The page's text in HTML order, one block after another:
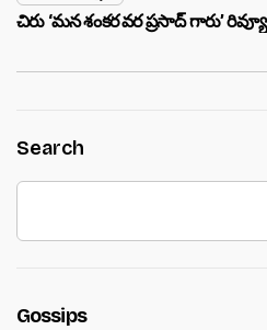
చిరు ‘మ‌న శంక‌ర వ‌ర ప్ర‌సాద్ గారు’ రివ్యూ
Search
Gossips